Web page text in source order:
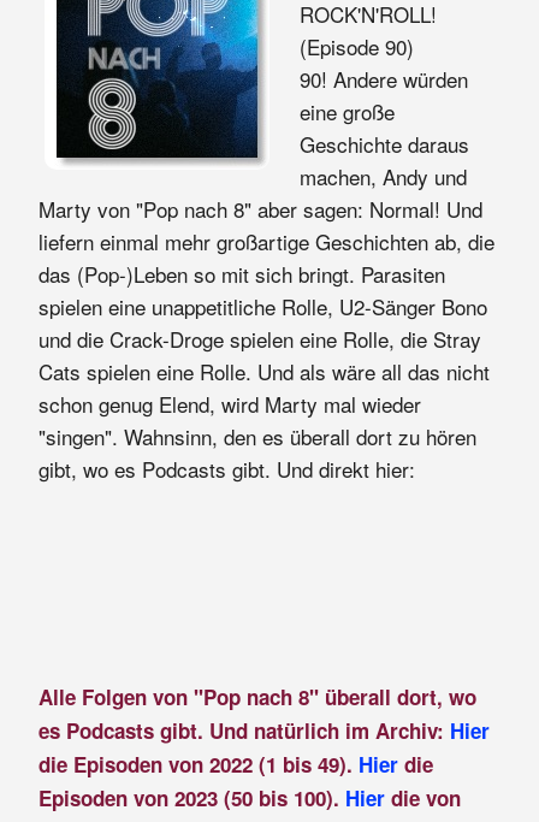
ROCK'N'ROLL!
(Episode 90)
90! Andere würden
eine große
Geschichte daraus
machen, Andy und
Marty von "Pop nach 8" aber sagen: Normal! Und
liefern einmal mehr großartige Geschichten ab, die
das (Pop-)Leben so mit sich bringt. Parasiten
spielen eine unappetitliche Rolle, U2-Sänger Bono
und die Crack-Droge spielen eine Rolle, die Stray
Cats spielen eine Rolle. Und als wäre all das nicht
schon genug Elend, wird Marty mal wieder
"singen". Wahnsinn, den es überall dort zu hören
gibt, wo es Podcasts gibt. Und direkt hier:
Alle Folgen von "Pop nach 8" überall dort, wo
es Podcasts gibt. Und natürlich im Archiv: Hier
die Episoden von 2022 (1 bis 49). Hierdie
Episoden von 2023 (50 bis 100). Hier die von